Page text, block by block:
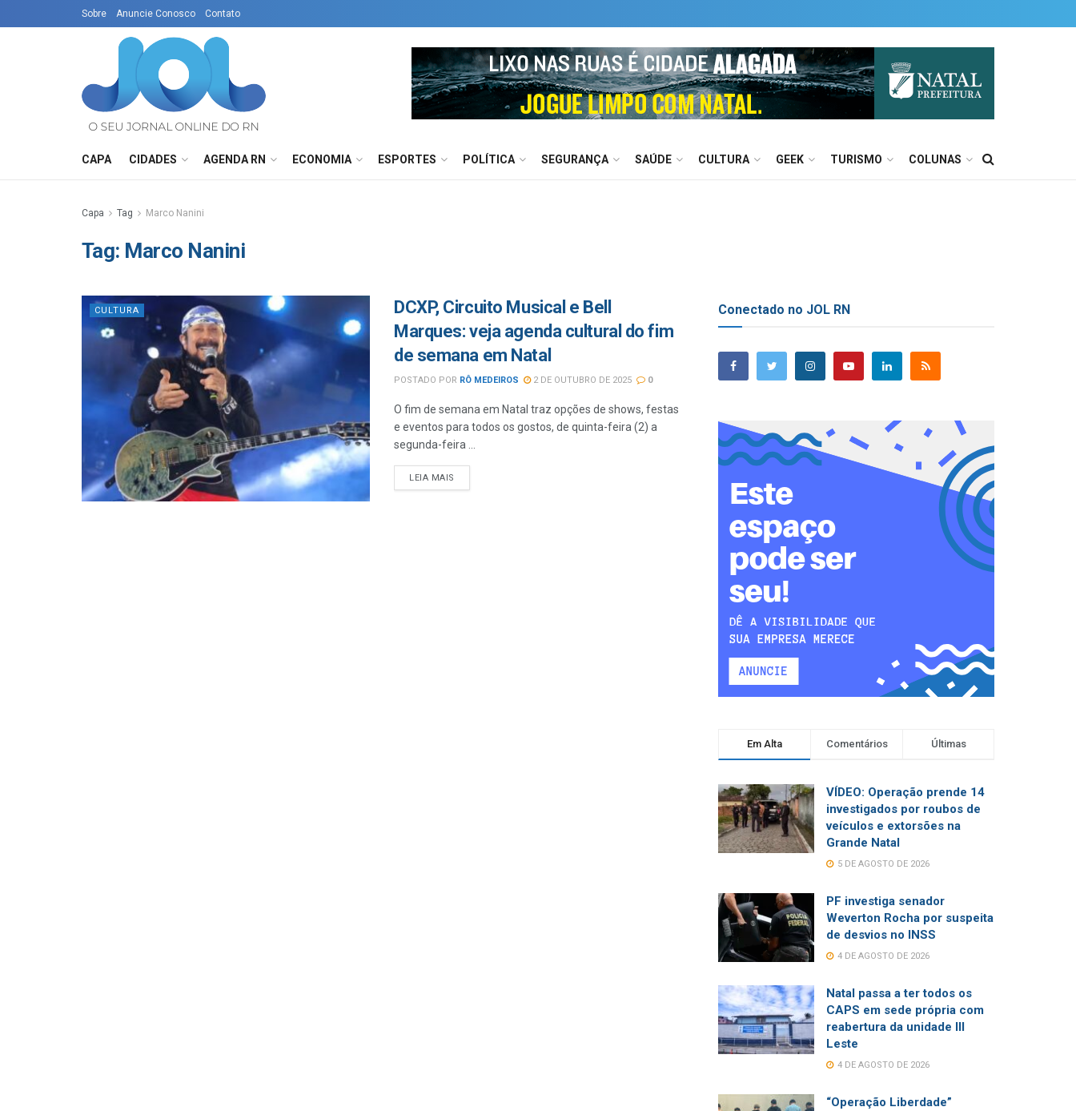
Sobre Anuncie Conosco Contato
CAPA CIDADES AGENDA RN ECONOMIA ESPORTES POLÍTICA SEGURANÇA SAÚDE CULTURA GEEK TURISMO COLUNAS
Capa Tag Marco Nanini
Tag: Marco Nanini
CULTURA
DCXP, Circuito Musical e Bell
Marques: veja agenda cultural do fim
de semana em Natal
POSTADO POR RÔ MEDEIROS 2 DE OUTUBRO DE 2025 0
O fim de semana em Natal traz opções de shows, festas
e eventos para todos os gostos, de quinta-feira (2) a
segunda-feira ...
LEIA MAIS
Conectado no JOL RN
Em Alta Comentários Últimas
VÍDEO: Operação prende 14
investigados por roubos de
veículos e extorsões na
Grande Natal
5 DE AGOSTO DE 2026
PF investiga senador
Weverton Rocha por suspeita
de desvios no INSS
4 DE AGOSTO DE 2026
Natal passa a ter todos os
CAPS em sede própria com
reabertura da unidade III
Leste
4 DE AGOSTO DE 2026
“Operação Liberdade”